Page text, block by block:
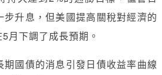
升息，但美國提高關稅對經濟的
月下調了成長預期。
期國債的消息引發日債收益率曲線